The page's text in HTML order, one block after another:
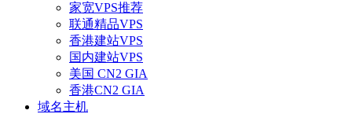
家宽VPS推荐
联通精品VPS
香港建站VPS
国内建站VPS
美国 CN2 GIA
香港CN2 GIA
域名主机